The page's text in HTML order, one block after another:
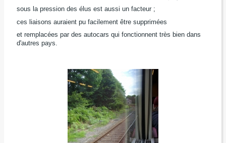
sous la pression des élus est aussi un facteur ;
ces liaisons auraient pu facilement être supprimées
et remplacées par des autocars qui fonctionnent très bien dans
d'autres pays.